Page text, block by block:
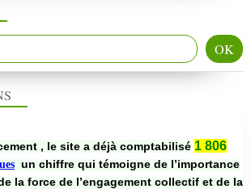
, le site a déjà comptabilisé 1 806
un chiffre qui témoigne de l’importance
la force de l’engagement collectif et de la